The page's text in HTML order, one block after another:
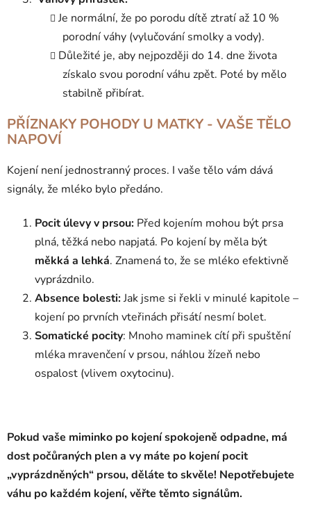
Je normální, že po porodu dítě ztratí až 10 %
porodní váhy (vylučování smolky a vody).
Důležité je, aby nejpozději do 14. dne života
získalo svou porodní váhu zpět. Poté by mělo
stabilně přibírat.
PŘÍZNAKY POHODY U MATKY - VAŠE TĚLO
NAPOVÍ
Kojení není jednostranný proces. I vaše tělo vám dává
signály, že mléko bylo předáno.
Pocit úlevy v prsou: Před kojením mohou být prsa
plná, těžká nebo napjatá. Po kojení by měla být
měkká a lehká. Znamená to, že se mléko efektivně
vyprázdnilo.
Absence bolesti:Jak jsme si řekli v minulé kapitole –
kojení po prvních vteřinách přisátí nesmí bolet.
Somatické pocity: Mnoho maminek cítí při spuštění
mléka mravenčení v prsou, náhlou žízeň nebo
ospalost (vlivem oxytocinu).
Pokud vaše miminko po kojení spokojeně odpadne, má
dost počůraných plen a vy máte po kojení pocit
„vyprázdněných“ prsou, děláte to skvěle! Nepotřebujete
váhu po každém kojení, věřte těmto signálům.